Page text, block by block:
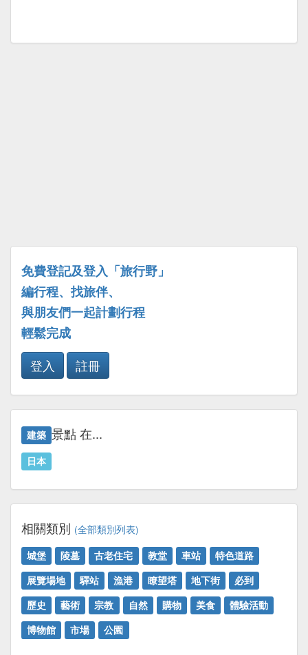
免費登記及登入「旅行野」
編行程、找旅伴、
與朋友們一起計劃行程
輕鬆完成
登入
註冊
建築 景點 在...
日本
相關類別 (全部類別列表)
城堡
陵墓 古老住宅 教堂 車站
特色道路
展覽場地
驛站 漁港 瞭望塔 地下街
必到
歷史
藝術 宗教 自然 購物 美食
體驗活動
博物館
市場 公園